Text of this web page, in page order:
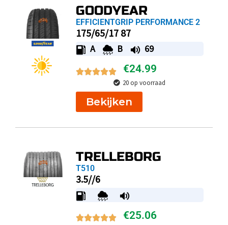
GOODYEAR
EFFICIENTGRIP PERFORMANCE 2
175/65/17 87
A B 69
€24.99
20 op voorraad
Bekijken
TRELLEBORG
T510
3.5//6
€25.06